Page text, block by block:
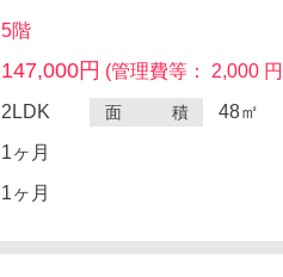
5階
147,000円 (管理費等： 2,000
2LDK 面 積 48㎡
1ヶ月
1ヶ月